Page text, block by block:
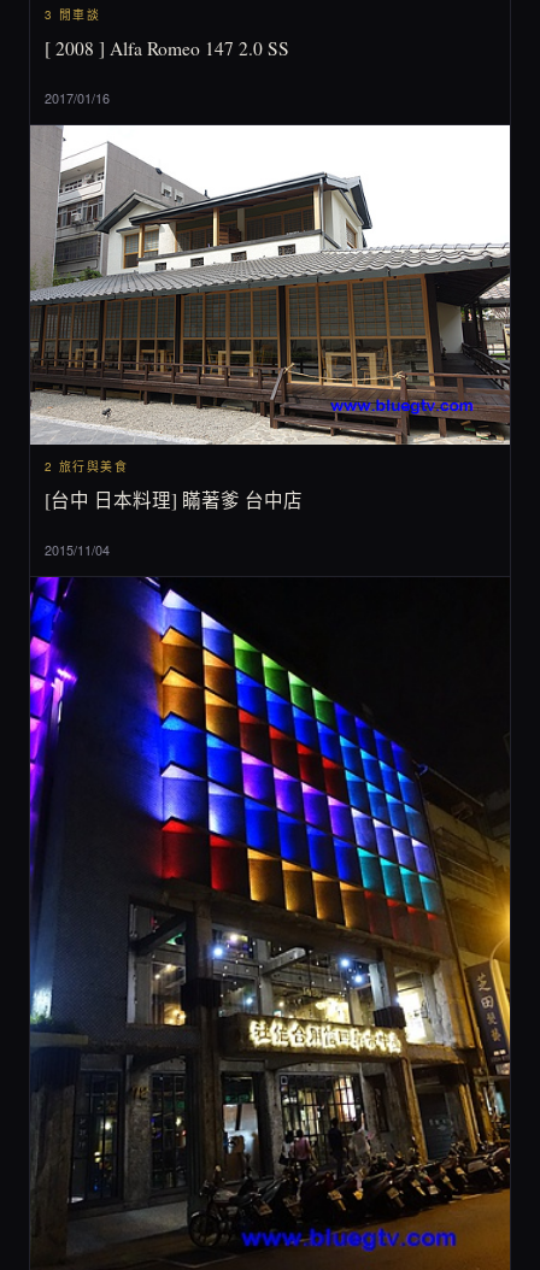
3 閒車談
[ 2008 ] Alfa Romeo 147 2.0 SS
2017/01/16
2 旅行與美食
[台中 日本料理] 瞞著爹 台中店
2015/11/04